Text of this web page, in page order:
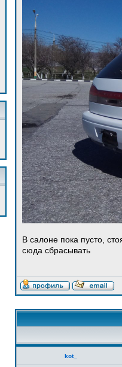
В салоне пока пусто,
сюда сбрасывать
kot_